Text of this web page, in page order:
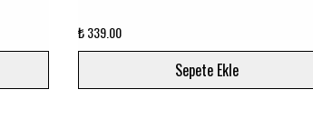
₺ 339.00
Sepete Ekle